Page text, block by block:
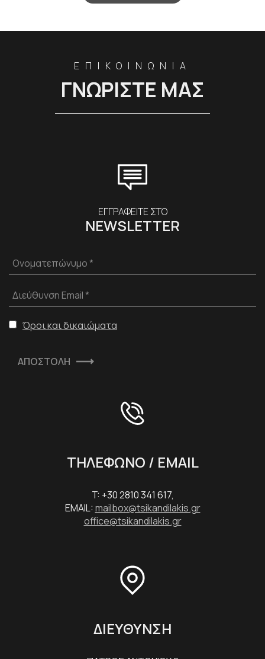
ΕΠΙΚΟΙΝΩΝΙΑ
ΓΝΩΡΙΣΤΕ ΜΑΣ
ΕΓΓΡΑΦΕΙΤΕ ΣΤΟ
NEWSLETTER
Ονοματεπώνυμο *
Διεύθυνση Email *
Όροι και δικαιώματα
ΑΠΟΣΤΟΛΗ
ΤΗΛΕΦΩΝΟ / EMAIL
T: +30 2810 341 617,
EMAIL:mailbox@tsikandilakis.gr
office@tsikandilakis.gr
ΔΙΕΥΘΥΝΣΗ